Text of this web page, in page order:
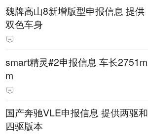
魏牌高山8新增版型申报信息 提供
双色车身
smart精灵#2申报信息 车长2751m
m
国产奔驰VLE申报信息 提供两驱和
四驱版本